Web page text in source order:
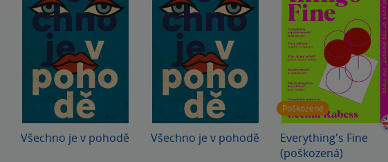
Všechno je v pohodě Všechno je v pohodě
Poškozené
Everything's Fine
(poškozená)